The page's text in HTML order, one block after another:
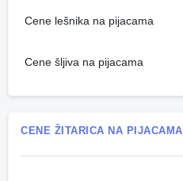
Cene lešnika na pijacama
Cene šljiva na pijacama
CENE ŽITARICA NA PIJACAMA